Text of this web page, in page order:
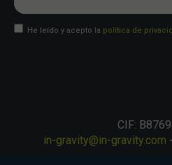
He leído y acepto la política de
CIF:
in-gravity@in-gravity.com -